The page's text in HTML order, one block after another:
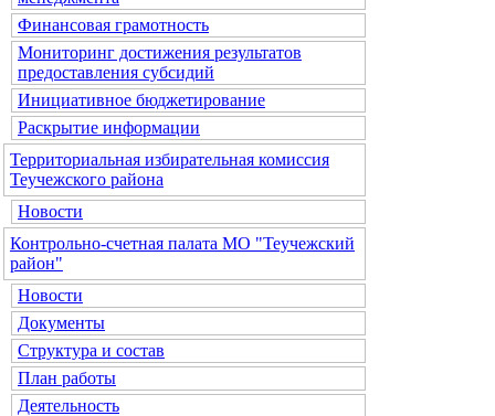
Финансовая грамотность
Мониторинг достижения результатов
предоставления субсидий
Инициативное бюджетирование
Раскрытие информации
Территориальная избирательная комиссия
Теучежского района
Новости
Контрольно-счетная палата МО "Теучежский
район"
Новости
Документы
Структура и состав
План работы
Деятельность